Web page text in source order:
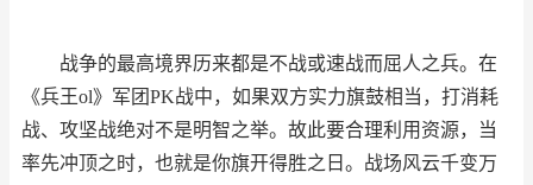
战争的最高境界历来都是不战或速战而屈人之兵。在
《兵王ol》军团PK战中，如果双方实力旗鼓相当，打消耗
战、攻坚战绝对不是明智之举。故此要合理利用资源，当
率先冲顶之时，也就是你旗开得胜之日。战场风云千变万